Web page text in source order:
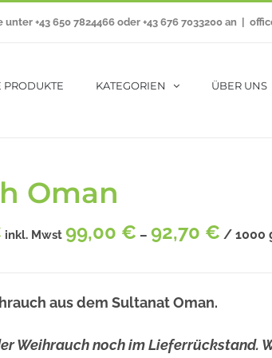
+43 650 7824466 oder +43 676 7033200 an
PRODUKTE KATEGORIEN ÜBER UNS
Oman
inkl. Mwst 99,00 € – 92,70 € / 1000
aus dem Sultanat Oman.
Weihrauch noch im Lieferrückstand.